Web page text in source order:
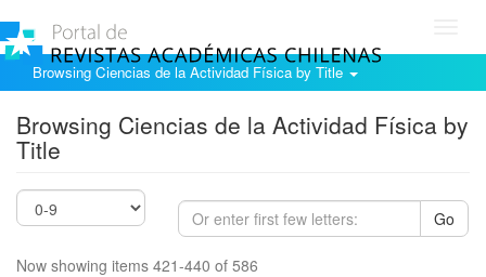
Browsing Ciencias de la Actividad Física by Title
Browsing Ciencias de la Actividad Física by
Title
Go
Now showing items 421-440 of 586